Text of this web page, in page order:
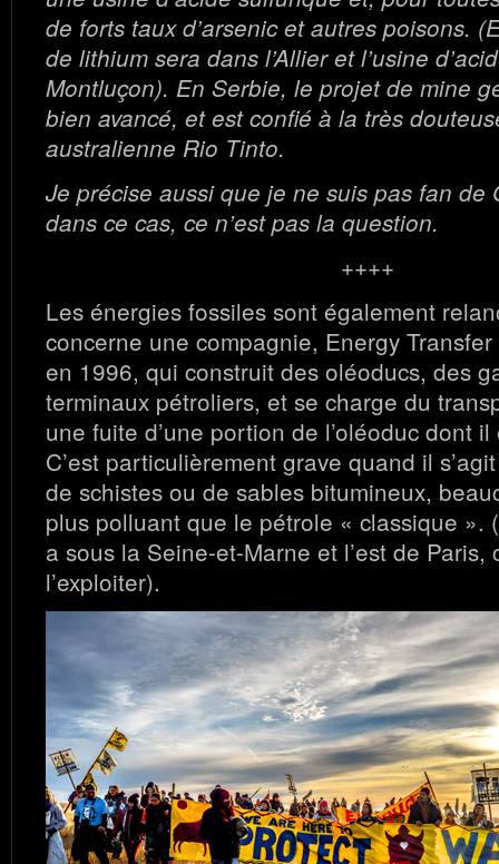
de forts taux d’arsenic et autres poisons.
de lithium sera dans l’Allier et l’usine
Montluçon). En Serbie, le projet de mine
bien avancé, et est confié à la très
australienne Rio Tinto.
Je précise aussi que je ne suis pas fan de
dans ce cas, ce n’est pas la question.
++++
Les énergies fossiles sont également
concerne une compagnie, Energy
en 1996, qui construit des oléoducs, des
terminaux pétroliers, et se charge du
une fuite d’une portion de l’oléoduc dont
C’est particulièrement grave quand il
de schistes ou de sables bitumineux,
plus polluant que le pétrole « classique ».
a sous la Seine-et-Marne et l’est de Paris,
l’exploiter).